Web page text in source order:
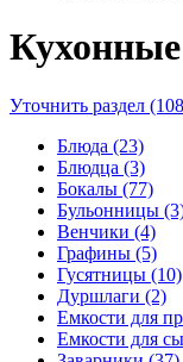
Уточнить раздел
Блюда (23)
Блюдца (3)
Бокалы (77)
Бульонницы
Венчики (4)
Графины (5)
Гусятницы (10)
Дуршлаги (2)
Емкости для
Емкости для